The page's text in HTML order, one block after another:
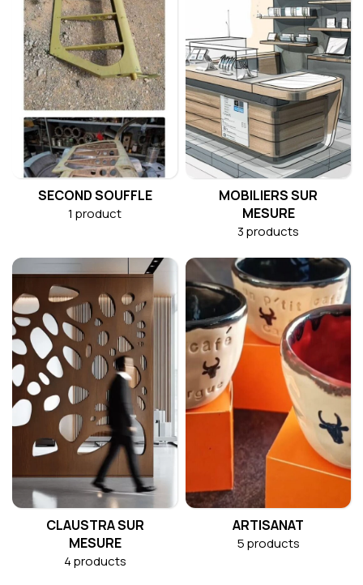
SECOND SOUFFLE
1 product
MOBILIERS SUR
MESURE
3 products
CLAUSTRA SUR
MESURE
4 products
ARTISANAT
5 products